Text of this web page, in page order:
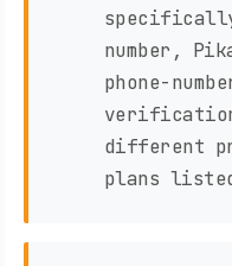
number,
phone-
verification
different
plans